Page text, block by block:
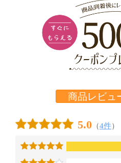
商品レビュ
5.0 （4件）